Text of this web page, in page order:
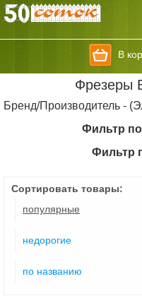
В
Фрезеры
Бренд/Производитель -
Фильтр
Фильтр
Сортировать товары:
популярные
недорогие
по названию